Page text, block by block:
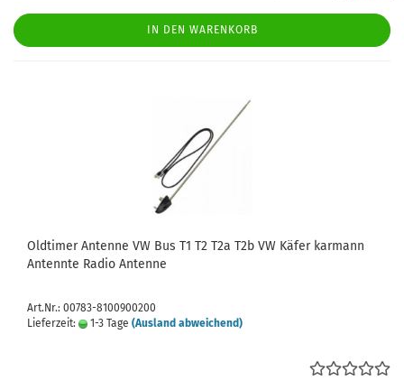
IN DEN WARENKORB
Oldtimer Antenne VW Bus T1 T2 T2a T2b VW Käfer karmann
Antennte Radio Antenne
Art.Nr.: 00783-8100900200
Lieferzeit:
1-3 Tage (Ausland abweichend)